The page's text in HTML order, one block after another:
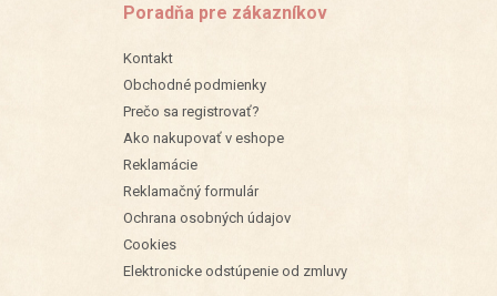
Poradňa pre zákazníkov
Kontakt
Obchodné podmienky
Prečo sa registrovať?
Ako nakupovať v eshope
Reklamácie
Reklamačný formulár
Ochrana osobných údajov
Cookies
Elektronicke odstúpenie od zmluvy